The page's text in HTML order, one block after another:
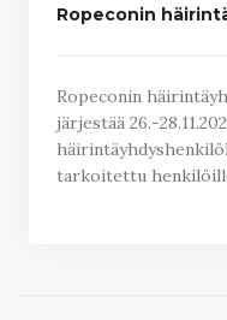
Ropeconin
Ropeconin
järjestää 26.-
tarkoitettu